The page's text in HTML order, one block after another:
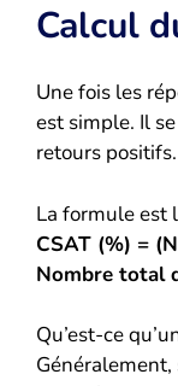
Calcul
Une fois les
est simple. Il
retours positifs.
La formule est
CSAT (%) =
Nombre total
Qu’est-ce